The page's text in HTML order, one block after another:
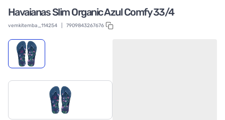
Havaianas Slim Organic Azul Comfy 33/4
vemkitemba_114254 7909843267676